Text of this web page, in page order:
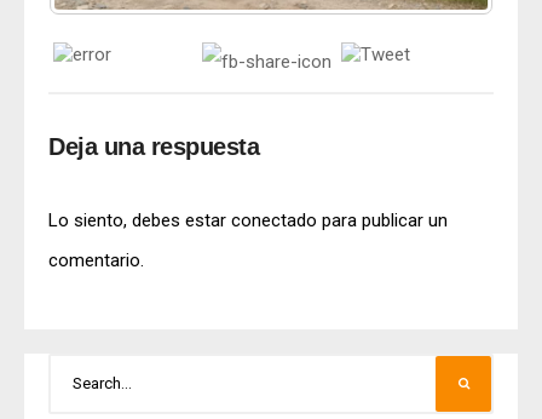
Deja una respuesta
Lo siento, debes estar conectado para publicar un
comentario.